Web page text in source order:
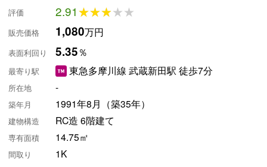
評価 2.91★★★★★
★★★★★
販売価格 1,080万円
表面利回り 5.35％
最寄り駅 東急多摩川線 武蔵新田駅 徒歩7分
所在地 -
築年月 1991年8月（築35年）
建物構造 RC造 6階建て
専有面積 14.75㎡
間取り 1K